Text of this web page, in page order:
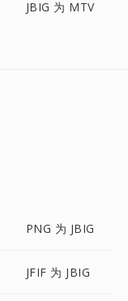
JBIG 为 MTV
PNG 为 JBIG
JFIF 为 JBIG